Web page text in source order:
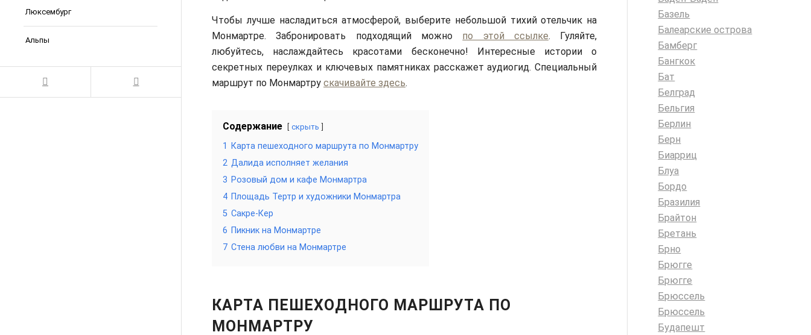
Люксембург
Альпы
Чтобы лучше насладиться атмосферой, выберите небольшой тихий отельчик на
Монмартре. Забронировать подходящий можно по этой ссылке. Гуляйте,
любуйтесь, наслаждайтесь красотами бесконечно! Интересные истории о
секретных переулках и ключевых памятниках расскажет аудиогид. Специальный
маршрут по Монмартру скачивайте здесь.
Содержание скрыть
1
Карта пешеходного маршрута по Монмартру
2 Далида исполняет желания
3 Розовый дом и кафе Монмартра
4 Площадь Тертр и художники Монмартра
5 Сакре-Кер
6 Пикник на Монмартре
7 Стена любви на Монмартре
КАРТА ПЕШЕХОДНОГО МАРШРУТА ПО
МОНМАРТРУ
Базель
Балеарские острова
Бамберг
Бангкок
Бат
Белград
Бельгия
Берлин
Берн
Биарриц
Блуа
Бордо
Бразилия
Брайтон
Бретань
Брно
Брюгге
Брюгге
Брюссель
Брюссель
Будапешт